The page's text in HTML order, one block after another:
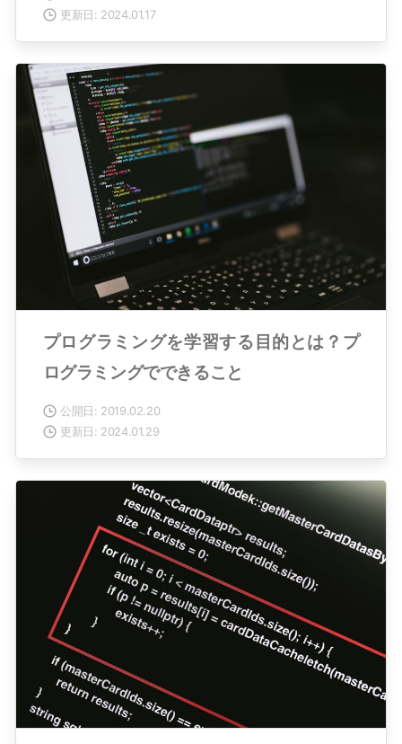
更新日: 2024.01.17
プログラミングを学習する目的とは？プ
ログラミングでできること
公開日: 2019.02.20
更新日: 2024.01.29